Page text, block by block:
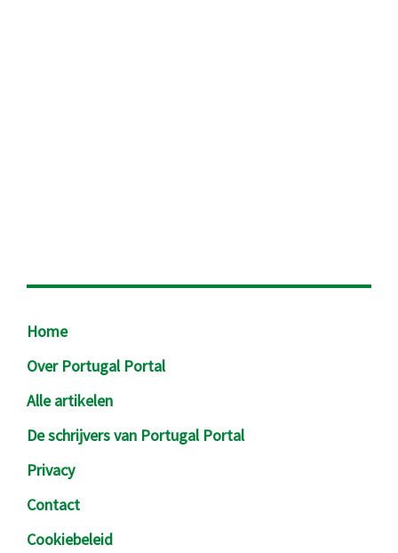
Footer
Home
Over Portugal Portal
Alle artikelen
De schrijvers van Portugal Portal
Privacy
Contact
Cookiebeleid